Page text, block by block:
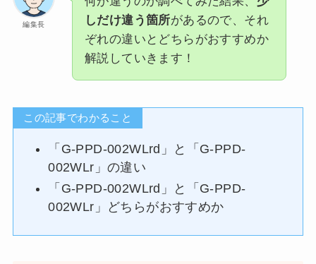
編集長
しだけ違う箇所があるので、それ
ぞれの違いとどちらがおすすめか
解説していきます！
この記事でわかること
「G-PPD-002WLrd」と「G-PPD-
002WLr」の違い
「G-PPD-002WLrd」と「G-PPD-
002WLr」どちらがおすすめか